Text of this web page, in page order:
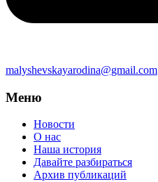
malyshevskayarodina@gmail.com
Меню
Новости
О нас
Наша история
Давайте разбираться
Архив публикаций